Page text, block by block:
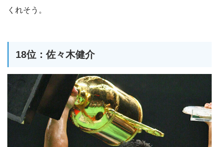
くれそう。
18位：佐々木健介